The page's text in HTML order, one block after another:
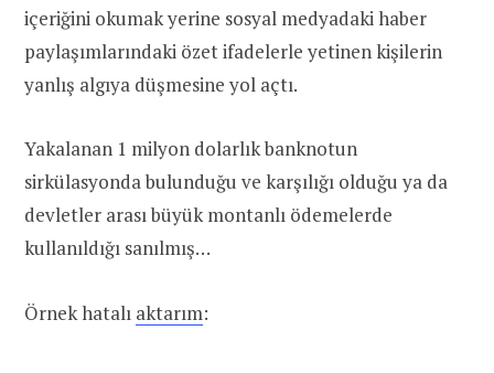
içeriğini okumak yerine sosyal medyadaki haber
paylaşımlarındaki özet ifadelerle yetinen kişilerin
yanlış algıya düşmesine yol açtı.
Yakalanan 1 milyon dolarlık banknotun
sirkülasyonda bulunduğu ve karşılığı olduğu ya da
devletler arası büyük montanlı ödemelerde
kullanıldığı sanılmış…
Örnek hatalı aktarım: